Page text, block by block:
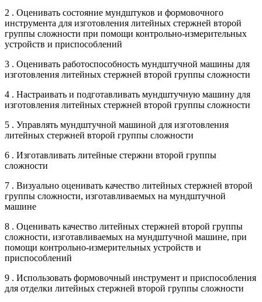
2 . Оценивать состояние мундштуков и формовочного
инструмента для изготовления литейных стержней второй
группы сложности при помощи контрольно-измерительных
устройств и приспособлений
3 . Оценивать работоспособность мундштучной машины для
изготовления литейных стержней второй группы сложности
4 . Настраивать и подготавливать мундштучную машину для
изготовления литейных стержней второй группы сложности
5 . Управлять мундштучной машиной для изготовления
литейных стержней второй группы сложности
6 . Изготавливать литейные стержни второй группы
сложности
7 . Визуально оценивать качество литейных стержней второй
группы сложности, изготавливаемых на мундштучной
машине
8 . Оценивать качество литейных стержней второй группы
сложности, изготавливаемых на мундштучной машине, при
помощи контрольно-измерительных устройств и
приспособлений
9 . Использовать формовочный инструмент и приспособления
для отделки литейных стержней второй группы сложности